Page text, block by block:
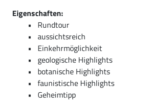
Eigenschaften:
Rundtour
aussichtsreich
Einkehrmöglichkeit
geologische Highlights
botanische Highlights
faunistische Highlights
Geheimtipp